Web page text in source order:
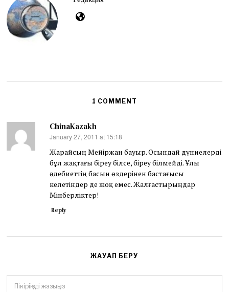
1 COMMENT
ChinaKazakh
says:
January 27, 2011 at 15:18
Жарайсың Мейіржан бауыр. Осындай дүниелерді
бұл жақтағы біреу білсе, біреу білмейді. Ұлы
әдебиеттің басын өздерінен бастағысы
келетіндер де жоқ емес. Жалғастырыңдар
Мінберліктер!
Reply
ЖАУАП БЕРУ